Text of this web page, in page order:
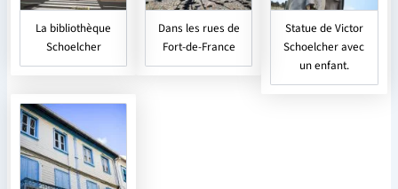
La bibliothèque
Schoelcher
Dans les rues de
Fort-de-France
Statue de Victor
Schoelcher avec
un enfant.